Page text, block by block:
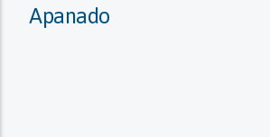
Apanado